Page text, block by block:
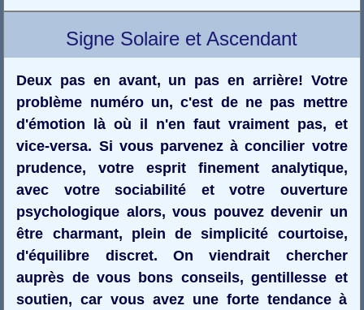
Signe Solaire et Ascendant
Deux pas en avant, un pas en arrière! Votre
problème numéro un, c'est de ne pas mettre
d'émotion là où il n'en faut vraiment pas, et
vice-versa. Si vous parvenez à concilier votre
prudence, votre esprit finement analytique,
avec votre sociabilité et votre ouverture
psychologique alors, vous pouvez devenir un
être charmant, plein de simplicité courtoise,
d'équilibre discret. On viendrait chercher
auprès de vous bons conseils, gentillesse et
soutien, car vous avez une forte tendance à